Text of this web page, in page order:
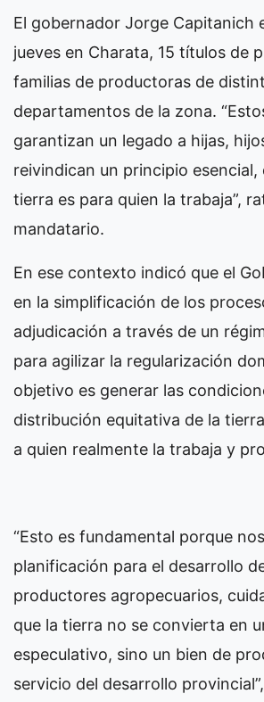
El gobernador Jorge Capitanich
jueves en Charata, 15 títulos de
familias de productoras de
departamentos de la zona.
garantizan un legado a hijas,
reivindican un principio esencial,
tierra es para quien la trabaja”,
mandatario.
En ese contexto indicó que el
en la simplificación de los
adjudicación a través de un
para agilizar la regularización
objetivo es generar las
distribución equitativa de la
a quien realmente la trabaja y
“Esto es fundamental porque
planificación para el desarrollo
productores agropecuarios,
que la tierra no se convierta en
especulativo, sino un bien de
servicio del desarrollo